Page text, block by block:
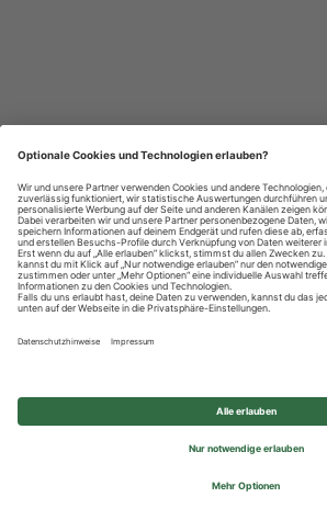
Datenschutzhinweise
Impressum
Privatsphäre-
© 2026 REWE Group - All